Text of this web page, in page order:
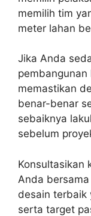
memilih tim
meter lahan
Jika Anda
pembangunan
memastikan
benar-benar
sebaiknya
sebelum
Konsultasikan
Anda bersama
desain terbaik
serta target